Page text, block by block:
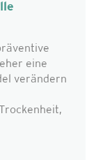
eine
verändern